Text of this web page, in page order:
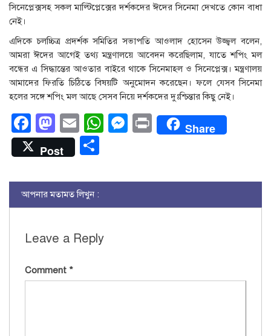
সিনেপ্লেক্সসহ সকল মাল্টিপ্লেক্সের দর্শকদের ঈদের সিনেমা দেখতে কোন বাধা
নেই।
এদিকে চলচ্চিত্র প্রদর্শক সমিতির সভাপতি আওলাদ হোসেন উজ্জ্বল বলেন,
আমরা ঈদের আগেই তথ্য মন্ত্রণালয়ে আবেদন করেছিলাম, যাতে শপিং মল
বন্ধের এ সিদ্ধান্তের আওতার বাইরে থাকে সিনেমাহল ও সিনেপ্লেক্স। মন্ত্রণালয়
আমাদের ফিরতি চিঠিতে বিষয়টি অনুমোদন করেছেন। ফলে যেসব সিনেমা
হলের সঙ্গে শপিং মল আছে সেসব নিয়ে দর্শকদের দুঃশ্চিন্তার কিছু নেই।
Facebook
Mastodon
EmailWhatsApp
Messenger
PrintShare
Post
আপনার মতামত লিখুন :
Leave a Reply
Comment *